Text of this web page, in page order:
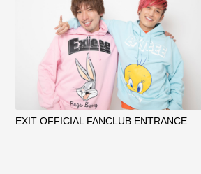
EXIT OFFICIAL FANCLUB ENTRANCE